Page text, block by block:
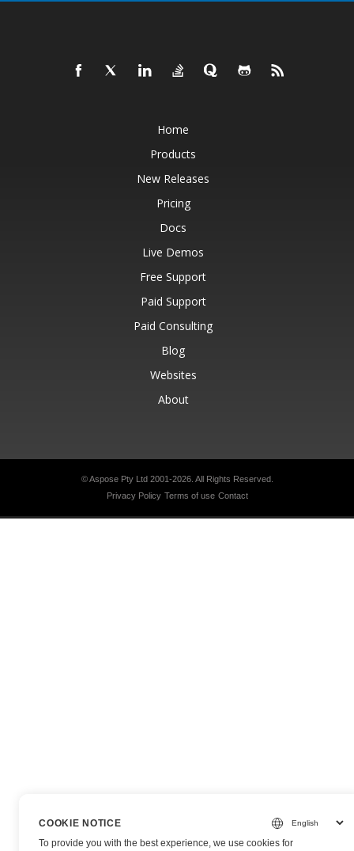
Home
Products
New Releases
Pricing
Docs
Live Demos
Free Support
Paid Support
Paid Consulting
Blog
Websites
About
© Aspose Pty Ltd 2001-2026. All Rights Reserved.
Privacy Policy Terms of use Contact
COOKIE NOTICE
To provide you with the best experience, we use cookies for